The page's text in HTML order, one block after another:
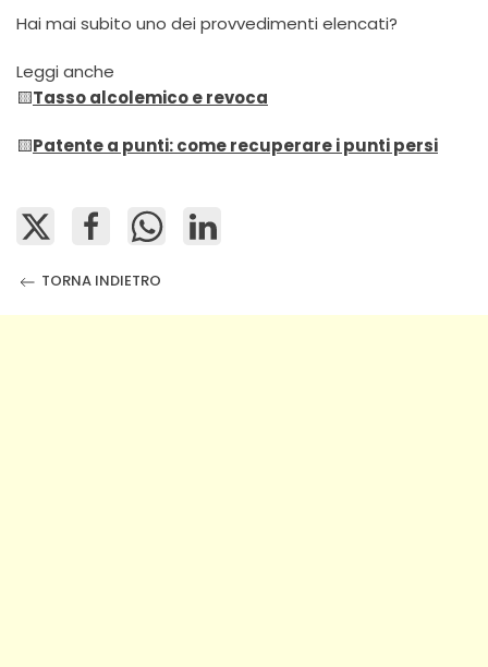
Hai mai subito uno dei provvedimenti elencati?
Leggi anche
🟨Tasso alcolemico e revoca
🟨Patente a punti: come recuperare i punti persi
TORNA INDIETRO